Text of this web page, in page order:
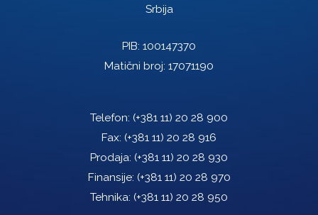
Srbija
PIB: 100147370
Matični broj: 17071190
Telefon: (+381 11) 20 28 900
Fax: (+381 11) 20 28 916
Prodaja: (+381 11) 20 28 930
Finansije: (+381 11) 20 28 970
Tehnika: (+381 11) 20 28 950